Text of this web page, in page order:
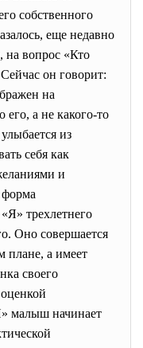
собственного
еще недавно
вопрос «Кто
он говорит:
на
его, а не какого-то
из
себя как
и
форма
трехлетнего
Оно совершается
плане, а имеет
своего
малыш начинает